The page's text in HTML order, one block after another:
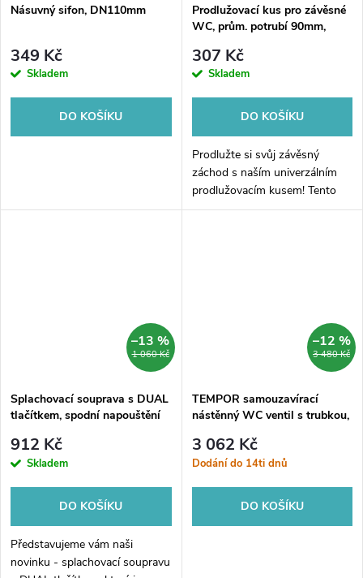
Násuvný sifon, DN110mm
349 Kč
Skladem
DO KOŠÍKU
Prodlužovací kus pro závěsné
WC, prům. potrubí 90mm,
307 Kč
Skladem
DO KOŠÍKU
Prodlužte si svůj závěsný
záchod s naším univerzálním
prodlužovacím kusem! Tento
kus je speciálně navržen pro
1 060 Kč
–13 %
Splachovací souprava s DUAL
tlačítkem, spodní napouštění
912 Kč
Skladem
DO KOŠÍKU
Představujeme vám naši
novinku - splachovací soupravu
3 480 Kč
–12 %
TEMPOR samouzavírací
nástěnný WC ventil s trubkou,
3 062 Kč
Dodání do 14ti dnů
DO KOŠÍKU